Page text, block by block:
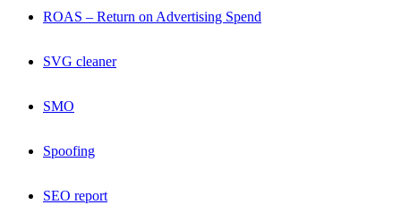
ROAS – Return on Advertising Spend
SVG cleaner
SMO
Spoofing
SEO report